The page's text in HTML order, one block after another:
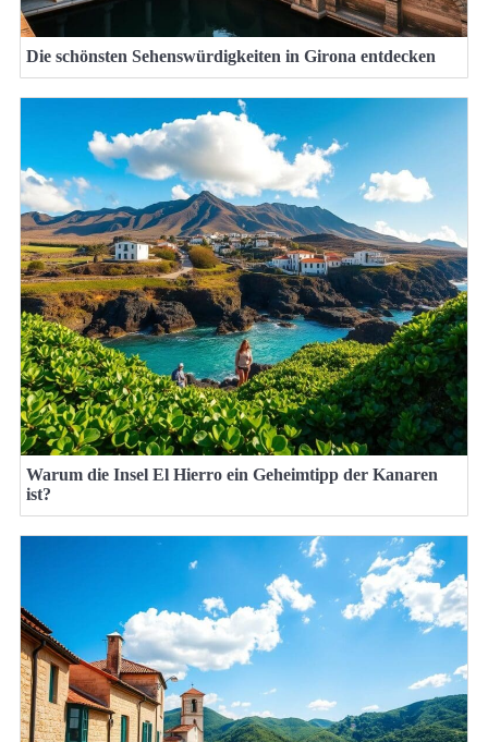
Die schönsten Sehenswürdigkeiten in Girona entdecken
Warum die Insel El Hierro ein Geheimtipp der Kanaren
ist?